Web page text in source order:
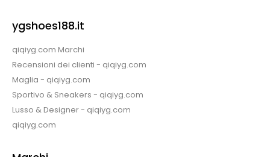
ygshoes188.it
qiqiyg.com Marchi
Recensioni dei clienti - qiqiyg.com
Maglia - qiqiyg.com
Sportivo & Sneakers - qiqiyg.com
Lusso & Designer - qiqiyg.com
qiqiyg.com